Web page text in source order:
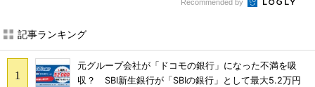
Recommended by
記事ランキング
元グループ会社が「ドコモの銀行」になった不満を吸
収？ SBI新生銀行が「SBIの銀行」として最大5.2万円